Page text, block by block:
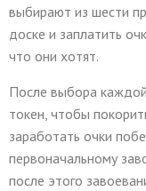
выбирают из шести
доске и заплатить
что они хотят.
После выбора каждой
токен, чтобы
заработать очки
первоначальному
после этого